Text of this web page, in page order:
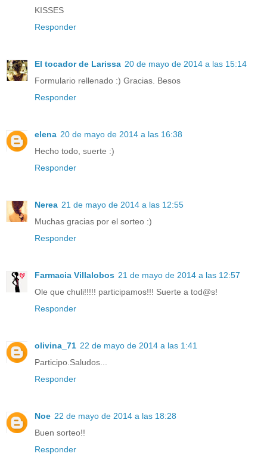
KISSES
Responder
El tocador de Larissa 20 de mayo de 2014 a las 15:14
Formulario rellenado :) Gracias. Besos
Responder
elena 20 de mayo de 2014 a las 16:38
Hecho todo, suerte :)
Responder
Nerea 21 de mayo de 2014 a las 12:55
Muchas gracias por el sorteo :)
Responder
Farmacia Villalobos 21 de mayo de 2014 a las 12:57
Ole que chuli!!!!! participamos!!! Suerte a tod@s!
Responder
olivina_71 22 de mayo de 2014 a las 1:41
Participo.Saludos...
Responder
Noe 22 de mayo de 2014 a las 18:28
Buen sorteo!!
Responder